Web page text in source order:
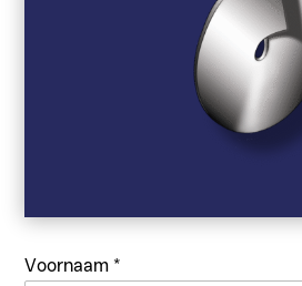
Voornaam *